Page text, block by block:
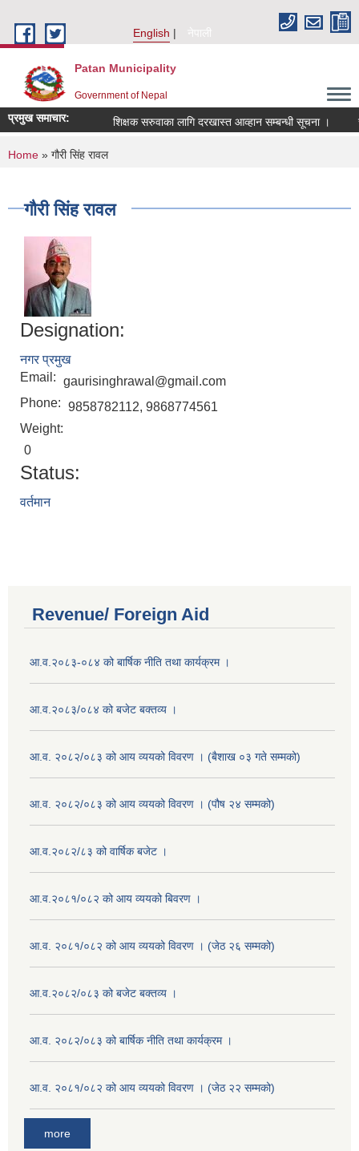
English
नेपाली
Patan Municipality
Government of Nepal
प्रमुख समाचार: शिक्षक सरुवाका लागि दरखास्त आव्हान सम्बन्धी सूचना ।
You are here
Home » गौरी सिंह रावल
गौरी सिंह रावल
Designation:
नगर प्रमुख
Email: gaurisinghrawal@gmail.com
Phone: 9858782112, 9868774561
Weight:
0
Status:
वर्तमान
Revenue/ Foreign Aid
आ.व.२०८३-०८४ को बार्षिक नीति तथा कार्यक्रम ।
आ.व.२०८३/०८४ को बजेट बक्तव्य ।
आ.व. २०८२/०८३ को आय व्ययको विवरण । (बैशाख ०३ गते सम्मको)
आ.व. २०८२/०८३ को आय व्ययको विवरण । (पौष २४ सम्मको)
आ.व.२०८२/८३ को वार्षिक बजेट ।
आ.व.२०८१/०८२ को आय व्ययको बिवरण ।
आ.व. २०८१/०८२ को आय व्ययको विवरण । (जेठ २६ सम्मको)
आ.व.२०८२/०८३ को बजेट बक्तव्य ।
आ.व. २०८२/०८३ को बार्षिक नीति तथा कार्यक्रम ।
आ.व. २०८१/०८२ को आय व्ययको विवरण । (जेठ २२ सम्मको)
more